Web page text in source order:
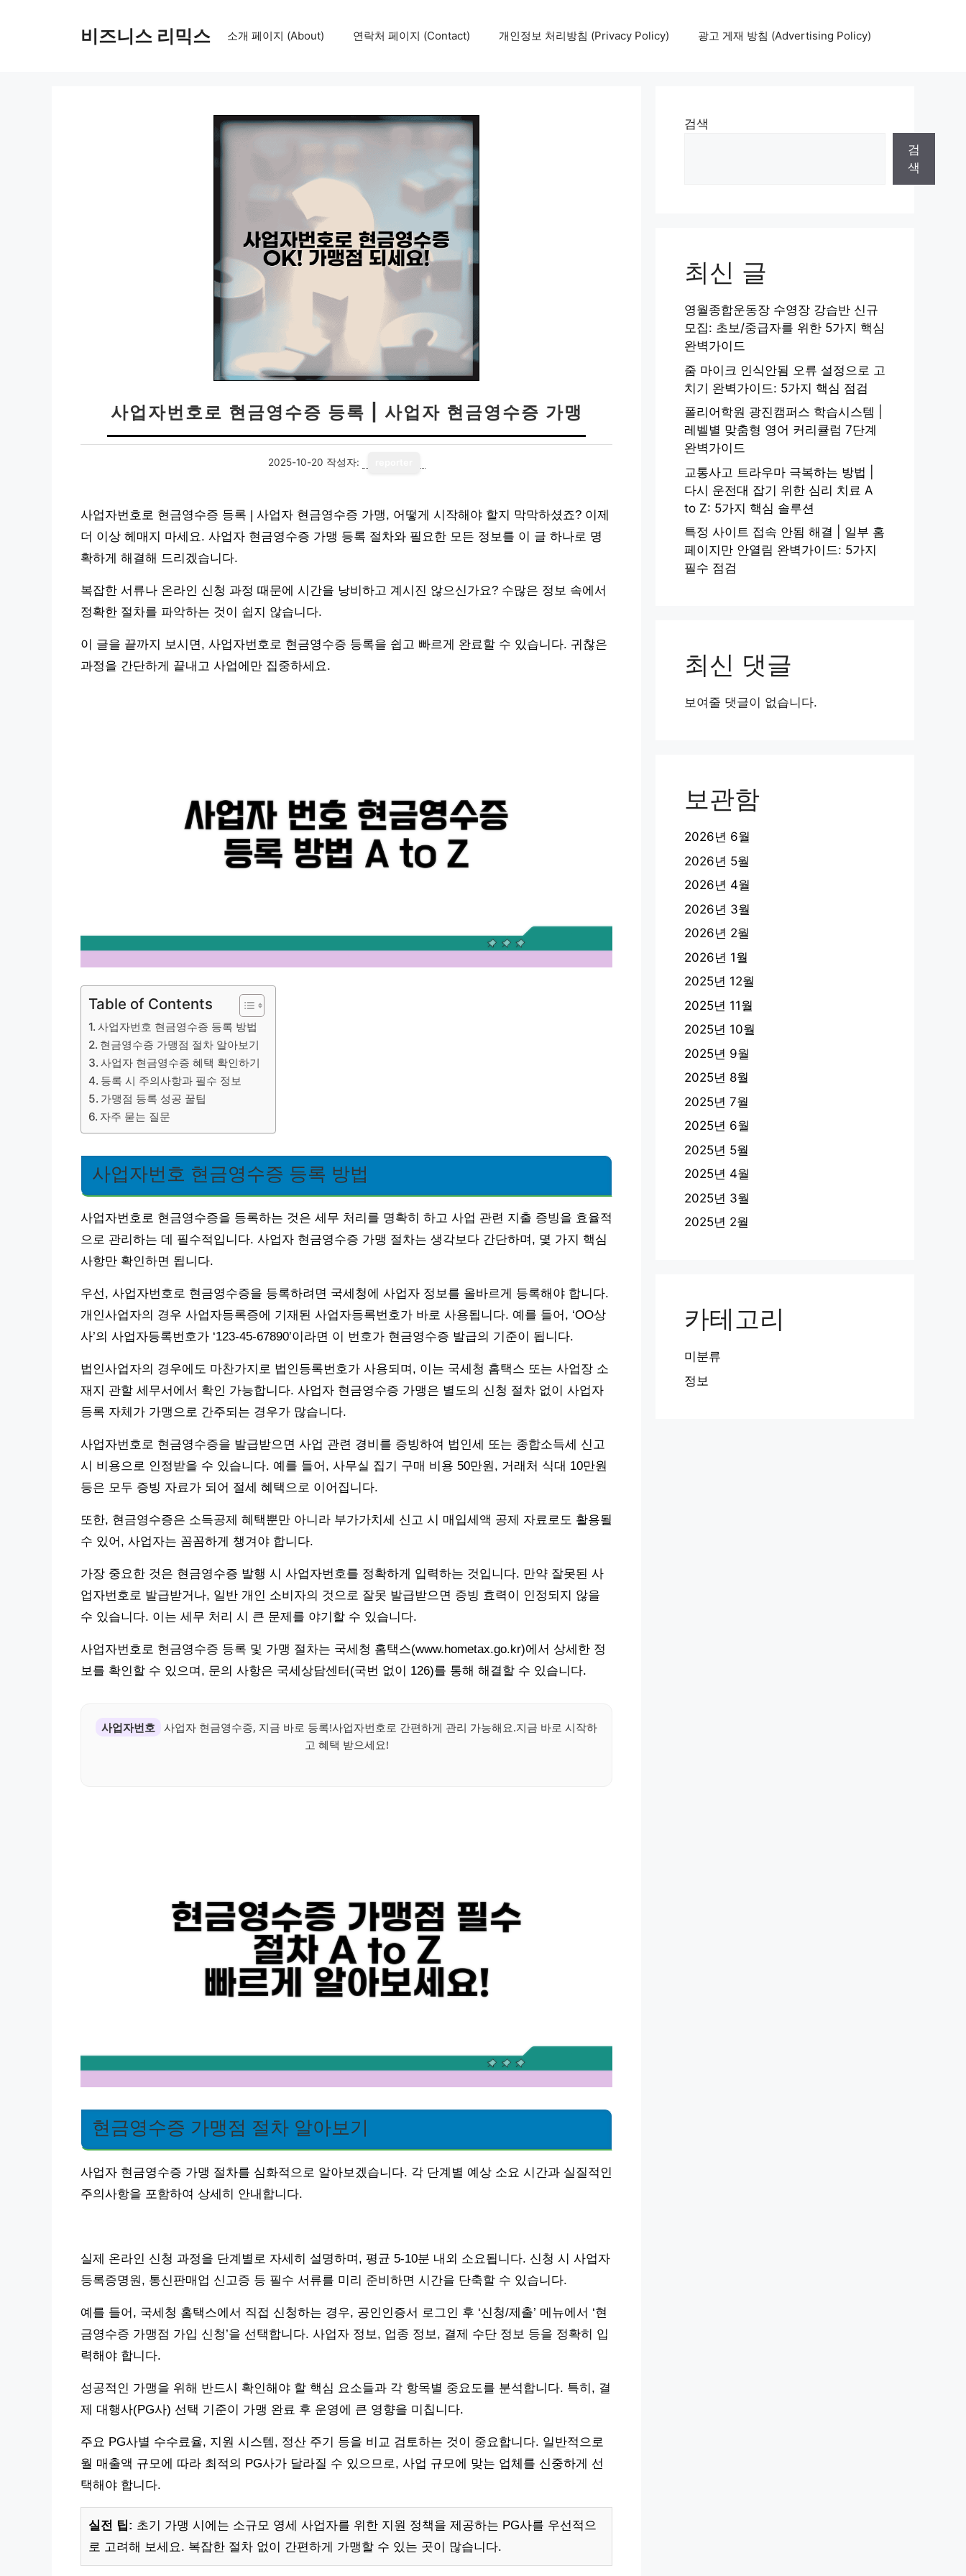
비즈니스 리믹스 소개 페이지 (About) 연락처 페이지 (Contact) 개인정보 처리방침 (Privacy Policy) 광고 게재 방침 (Advertising Policy)
사업자번호로 현금영수증 등록 | 사업자 현금영수증 가맹
2025-10-20 작성자:
사업자번호로 현금영수증 등록 | 사업자 현금영수증 가맹, 어떻게 시작해야 할지 막막하셨죠? 이제
더 이상 헤매지 마세요. 사업자 현금영수증 가맹 등록 절차와 필요한 모든 정보를 이 글 하나로 명
확하게 해결해 드리겠습니다.
복잡한 서류나 온라인 신청 과정 때문에 시간을 낭비하고 계시진 않으신가요? 수많은 정보 속에서
정확한 절차를 파악하는 것이 쉽지 않습니다.
이 글을 끝까지 보시면, 사업자번호로 현금영수증 등록을 쉽고 빠르게 완료할 수 있습니다. 귀찮은
과정을 간단하게 끝내고 사업에만 집중하세요.
Table of Contents
사업자번호 현금영수증 등록 방법
현금영수증 가맹점 절차 알아보기
사업자 현금영수증 혜택 확인하기
등록 시 주의사항과 필수 정보
가맹점 등록 성공 꿀팁
자주 묻는 질문
사업자번호 현금영수증 등록 방법
사업자번호로 현금영수증을 등록하는 것은 세무 처리를 명확히 하고 사업 관련 지출 증빙을 효율적
으로 관리하는 데 필수적입니다. 사업자 현금영수증 가맹 절차는 생각보다 간단하며, 몇 가지 핵심
사항만 확인하면 됩니다.
우선, 사업자번호로 현금영수증을 등록하려면 국세청에 사업자 정보를 올바르게 등록해야 합니다.
개인사업자의 경우 사업자등록증에 기재된 사업자등록번호가 바로 사용됩니다. 예를 들어, ‘OO상
사’의 사업자등록번호가 ‘123-45-67890’이라면 이 번호가 현금영수증 발급의 기준이 됩니다.
법인사업자의 경우에도 마찬가지로 법인등록번호가 사용되며, 이는 국세청 홈택스 또는 사업장 소
재지 관할 세무서에서 확인 가능합니다. 사업자 현금영수증 가맹은 별도의 신청 절차 없이 사업자
등록 자체가 가맹으로 간주되는 경우가 많습니다.
사업자번호로 현금영수증을 발급받으면 사업 관련 경비를 증빙하여 법인세 또는 종합소득세 신고
시 비용으로 인정받을 수 있습니다. 예를 들어, 사무실 집기 구매 비용 50만원, 거래처 식대 10만원
등은 모두 증빙 자료가 되어 절세 혜택으로 이어집니다.
또한, 현금영수증은 소득공제 혜택뿐만 아니라 부가가치세 신고 시 매입세액 공제 자료로도 활용될
수 있어, 사업자는 꼼꼼하게 챙겨야 합니다.
가장 중요한 것은 현금영수증 발행 시 사업자번호를 정확하게 입력하는 것입니다. 만약 잘못된 사
업자번호로 발급받거나, 일반 개인 소비자의 것으로 잘못 발급받으면 증빙 효력이 인정되지 않을
수 있습니다. 이는 세무 처리 시 큰 문제를 야기할 수 있습니다.
사업자번호로 현금영수증 등록 및 가맹 절차는 국세청 홈택스(www.hometax.go.kr)에서 상세한 정
보를 확인할 수 있으며, 문의 사항은 국세상담센터(국번 없이 126)를 통해 해결할 수 있습니다.
사업자번호 사업자 현금영수증, 지금 바로 등록!사업자번호로 간편하게 관리 가능해요.지금 바로 시작하
고 혜택 받으세요!
현금영수증 가맹점 절차 알아보기
사업자 현금영수증 가맹 절차를 심화적으로 알아보겠습니다. 각 단계별 예상 소요 시간과 실질적인
주의사항을 포함하여 상세히 안내합니다.
실제 온라인 신청 과정을 단계별로 자세히 설명하며, 평균 5-10분 내외 소요됩니다. 신청 시 사업자
등록증명원, 통신판매업 신고증 등 필수 서류를 미리 준비하면 시간을 단축할 수 있습니다.
예를 들어, 국세청 홈택스에서 직접 신청하는 경우, 공인인증서 로그인 후 ‘신청/제출’ 메뉴에서 ‘현
금영수증 가맹점 가입 신청’을 선택합니다. 사업자 정보, 업종 정보, 결제 수단 정보 등을 정확히 입
력해야 합니다.
성공적인 가맹을 위해 반드시 확인해야 할 핵심 요소들과 각 항목별 중요도를 분석합니다. 특히, 결
제 대행사(PG사) 선택 기준이 가맹 완료 후 운영에 큰 영향을 미칩니다.
주요 PG사별 수수료율, 지원 시스템, 정산 주기 등을 비교 검토하는 것이 중요합니다. 일반적으로
월 매출액 규모에 따라 최적의 PG사가 달라질 수 있으므로, 사업 규모에 맞는 업체를 신중하게 선
택해야 합니다.
실전 팁: 초기 가맹 시에는 소규모 영세 사업자를 위한 지원 정책을 제공하는 PG사를 우선적으
로 고려해 보세요. 복잡한 절차 없이 간편하게 가맹할 수 있는 곳이 많습니다.
검색
검
색
최신 글
영월종합운동장 수영장 강습반 신규
모집: 초보/중급자를 위한 5가지 핵심
완벽가이드
줌 마이크 인식안됨 오류 설정으로 고
치기 완벽가이드: 5가지 핵심 점검
폴리어학원 광진캠퍼스 학습시스템 |
레벨별 맞춤형 영어 커리큘럼 7단계
완벽가이드
교통사고 트라우마 극복하는 방법 |
다시 운전대 잡기 위한 심리 치료 A
to Z: 5가지 핵심 솔루션
특정 사이트 접속 안됨 해결 | 일부 홈
페이지만 안열림 완벽가이드: 5가지
필수 점검
최신 댓글
보여줄 댓글이 없습니다.
보관함
2026년 6월
2026년 5월
2026년 4월
2026년 3월
2026년 2월
2026년 1월
2025년 12월
2025년 11월
2025년 10월
2025년 9월
2025년 8월
2025년 7월
2025년 6월
2025년 5월
2025년 4월
2025년 3월
2025년 2월
카테고리
미분류
정보